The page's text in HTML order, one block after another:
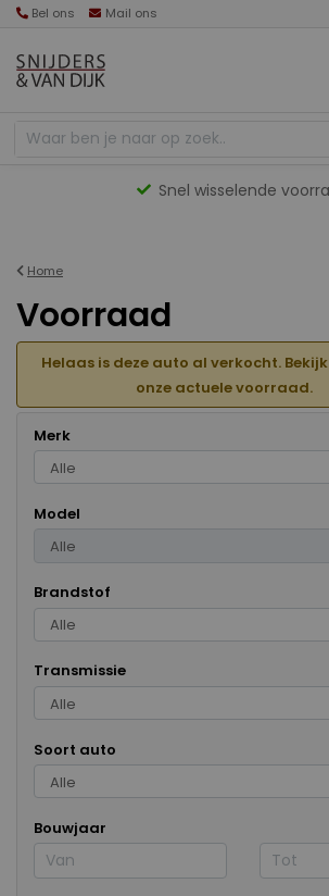
Bel ons Mail ons
Gevarieerd aanbod
Home
Voorraad
Helaas is deze auto al verkocht.
onze actuele voorraad.
Merk
Model
Brandstof
Transmissie
Soort auto
Bouwjaar